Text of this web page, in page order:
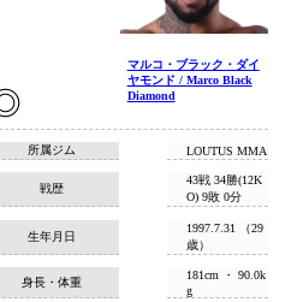
マルコ・ブラック・ダイ
ヤモンド / Marco Black
Diamond
所属ジム LOUTUS MMA
戦歴
43戦 34勝(12K
O) 9敗 0分
生年月日
1997.7.31 （29
歳）
身長・体重
181cm ・ 90.0k
g